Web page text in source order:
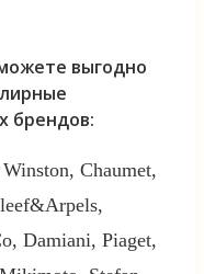
выгодно
брендов:
Chaumet,
Damiani, Piaget,